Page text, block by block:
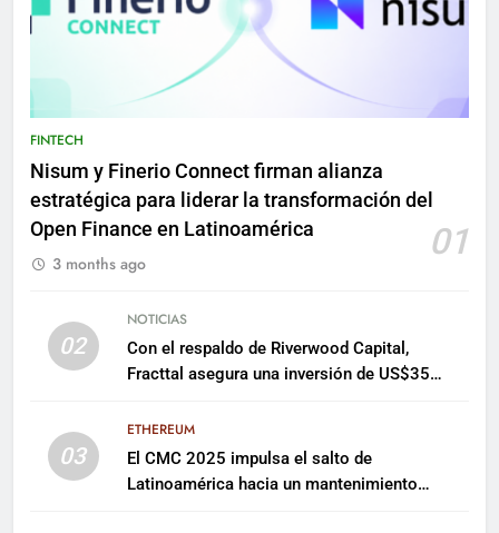
FINTECH
Nisum y Finerio Connect firman alianza
estratégica para liderar la transformación del
Open Finance en Latinoamérica
01
3 months ago
02
NOTICIAS
Con el respaldo de Riverwood Capital,
Fracttal asegura una inversión de US$35
03
ETHEREUM
El CMC 2025 impulsa el salto de
Latinoamérica hacia un mantenimiento